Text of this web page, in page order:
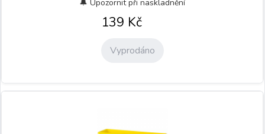
139 Kč
Vyprodáno